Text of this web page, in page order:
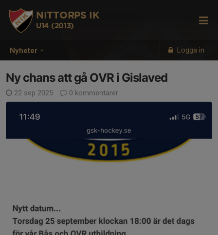
Nyheter Logga in
NITTORPS IK
U14 (2013)
Ny chans att gå OVR i Gislaved
22 sep 2025 0 kommentarer